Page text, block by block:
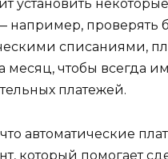
установить
например, проверять
списаниями,
месяц, чтобы всегда
платежей.
автоматические
который помогает